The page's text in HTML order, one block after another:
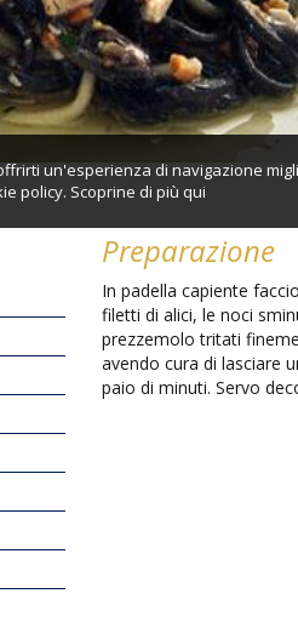
un'esperienza di navigazione
policy. Scoprine di più qui
Preparazione
In padella capiente
filetti di alici, le noci
prezzemolo tritati
avendo cura di lasciare
paio di minuti. Servo